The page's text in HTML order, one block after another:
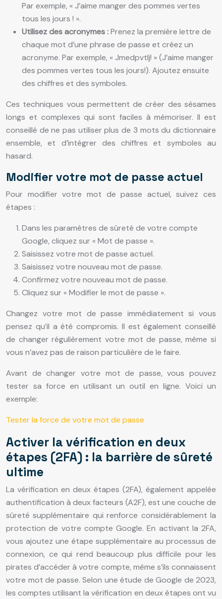
Par exemple, « J’aime manger des pommes vertes
tous les jours ! ».
Utilisez des acronymes :Prenez la première lettre de
chaque mot d’une phrase de passe et créez un
acronyme. Par exemple, « Jmedpvtlj! » (J’aime manger
des pommes vertes tous les jours!). Ajoutez ensuite
des chiffres et des symboles.
Ces techniques vous permettent de créer des sésames
longs et complexes qui sont faciles à mémoriser. Il est
conseillé de ne pas utiliser plus de 3 mots du dictionnaire
ensemble, et d’intégrer des chiffres et symboles au
hasard.
Modifier votre mot de passe actuel
Pour modifier votre mot de passe actuel, suivez ces
étapes :
Dans les paramètres de sûreté de votre compte
Google, cliquez sur « Mot de passe ».
Saisissez votre mot de passe actuel.
Saisissez votre nouveau mot de passe.
Confirmez votre nouveau mot de passe.
Cliquez sur « Modifier le mot de passe ».
Changez votre mot de passe immédiatement si vous
pensez qu’il a été compromis. Il est également conseillé
de changer régulièrement votre mot de passe, même si
vous n’avez pas de raison particulière de le faire.
Avant de changer votre mot de passe, vous pouvez
tester sa force en utilisant un outil en ligne. Voici un
exemple:
Tester la force de votre mot de passe
Activer la vérification en deux
étapes (2FA) : la barrière de sûreté
ultime
La vérification en deux étapes (2FA), également appelée
authentification à deux facteurs (A2F), est une couche de
sûreté supplémentaire qui renforce considérablement la
protection de votre compte Google. En activant la 2FA,
vous ajoutez une étape supplémentaire au processus de
connexion, ce qui rend beaucoup plus difficile pour les
pirates d’accéder à votre compte, même s’ils connaissent
votre mot de passe. Selon une étude de Google de 2023,
les comptes utilisant la vérification en deux étapes ont vu